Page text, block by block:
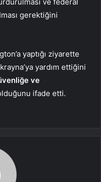
gerektiğini
yaptığı ziyarette
yardım ettiğini
ve
ifade etti.